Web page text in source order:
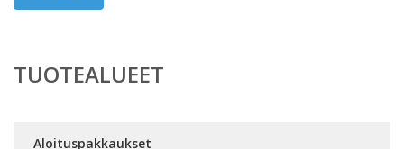
TUOTEALUEET
Aloituspakkaukset